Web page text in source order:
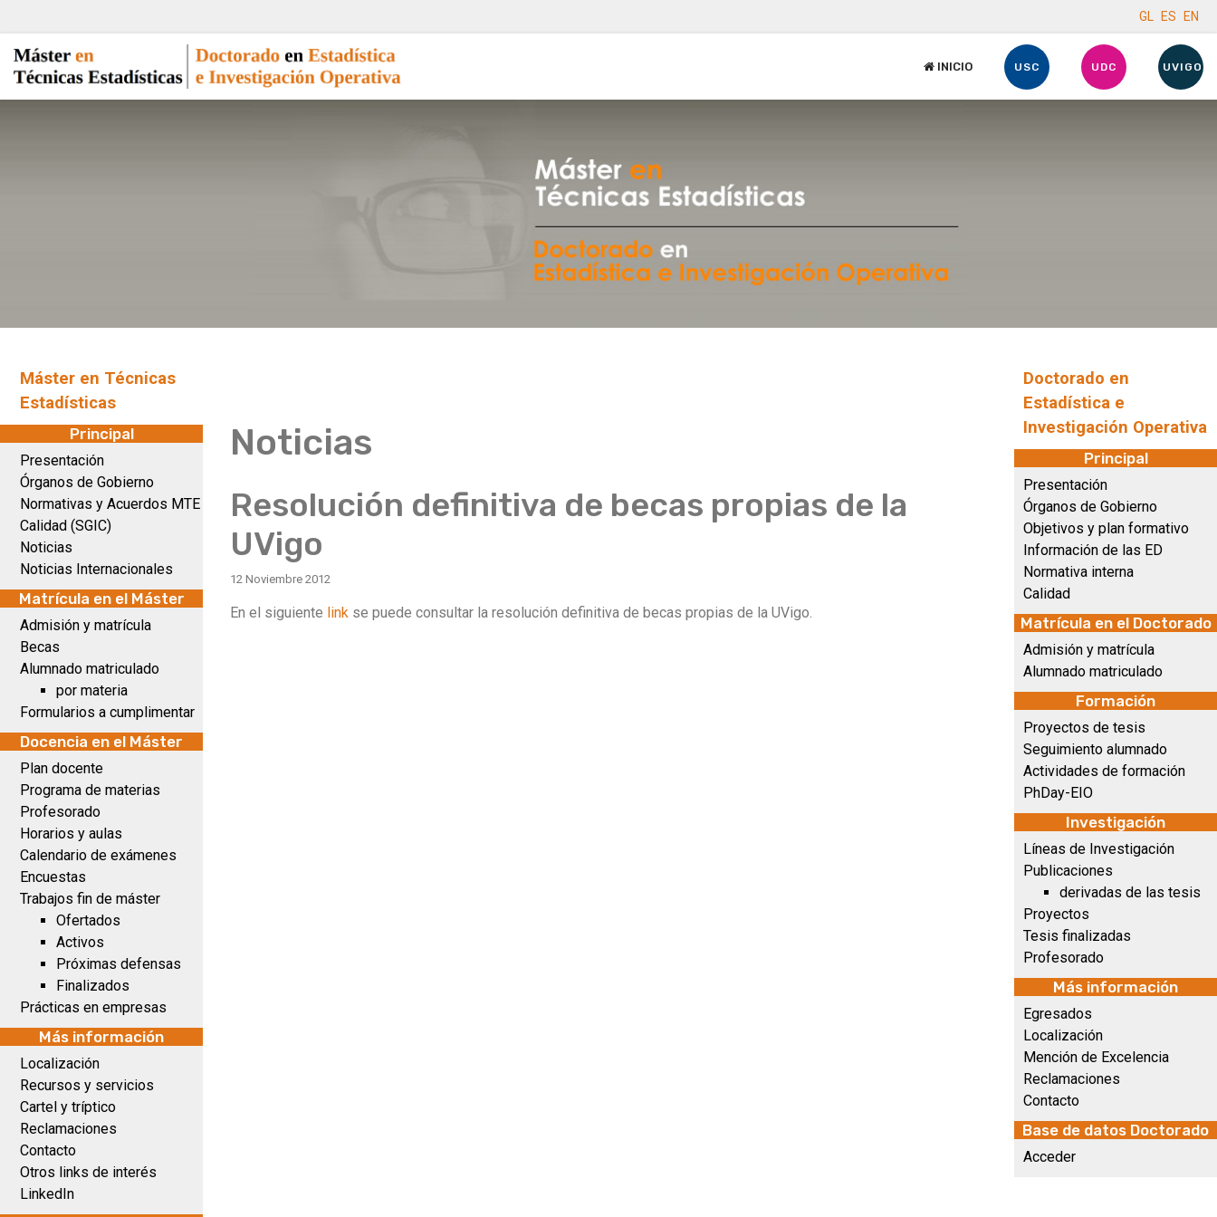
GL ES EN
INICIO USC UDC UVIGO
Máster en Técnicas
Estadísticas
Principal
Presentación
Órganos de Gobierno
Normativas y Acuerdos MTE
Calidad (SGIC)
Noticias
Noticias Internacionales
Matrícula en el Máster
Admisión y matrícula
Becas
Alumnado matriculado
por materia
Formularios a cumplimentar
Docencia en el Máster
Plan docente
Programa de materias
Profesorado
Horarios y aulas
Calendario de exámenes
Encuestas
Trabajos fin de máster
Ofertados
Activos
Próximas defensas
Finalizados
Prácticas en empresas
Más información
Localización
Recursos y servicios
Cartel y tríptico
Reclamaciones
Contacto
Otros links de interés
LinkedIn
Noticias
Resolución definitiva de becas propias de la
UVigo
12 Noviembre 2012
En el siguiente link se puede consultar la resolución definitiva de becas propias de la UVigo.
Doctorado en
Estadística e
Investigación Operativa
Principal
Presentación
Órganos de Gobierno
Objetivos y plan formativo
Información de las ED
Normativa interna
Calidad
Matrícula en el Doctorado
Admisión y matrícula
Alumnado matriculado
Formación
Proyectos de tesis
Seguimiento alumnado
Actividades de formación
PhDay-EIO
Investigación
Líneas de Investigación
Publicaciones
derivadas de las tesis
Proyectos
Tesis finalizadas
Profesorado
Más información
Egresados
Localización
Mención de Excelencia
Reclamaciones
Contacto
Base de datos Doctorado
Acceder